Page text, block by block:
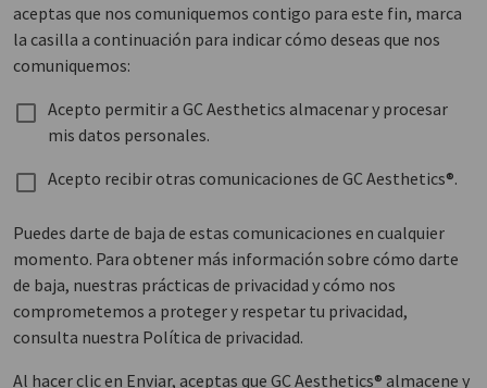
aceptas que nos comuniquemos contigo para este fin, marca
la casilla a continuación para indicar cómo deseas que nos
comuniquemos:
Acepto permitir a GC Aesthetics almacenar y procesar
mis datos personales.
Acepto recibir otras comunicaciones de GC Aesthetics®.
Puedes darte de baja de estas comunicaciones en cualquier
momento. Para obtener más información sobre cómo darte
de baja, nuestras prácticas de privacidad y cómo nos
comprometemos a proteger y respetar tu privacidad,
consulta nuestra Política de privacidad.
Al hacer clic en Enviar, aceptas que GC Aesthetics® almacene y